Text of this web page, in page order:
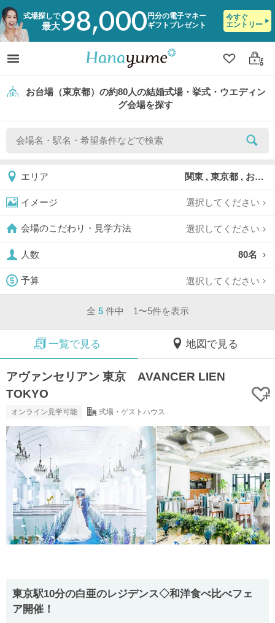
式場探しで
最大98,000 円分の電子マネー
ギフトプレゼント
今すぐ
エントリー
クリップ
ログ
お台場（東京都）の約80人の結婚式場・挙式・ウエディン
グ会場を探す
エリア 関東 , 東京都 , お台場
イメージ 選択してください
会場のこだわり・見学方法 選択してください
人数 80名
予算 選択してください
全 5 件中 1〜5件を表示
一覧で見る 地図で見る
アヴァンセリアン 東京 AVANCER LIEN
TOKYO
オンライン見学可能 式場・ゲストハウス
東京駅10分の白亜のレジデンス◇和洋食べ比べフェ
ア開催！